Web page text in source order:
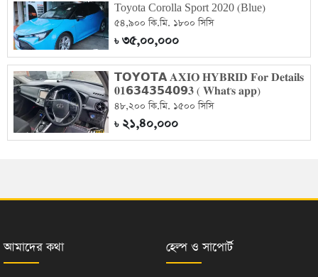
Toyota Corolla Sport 2020 (Blue)
৫৪,৯০০ কি.মি. ১৮০০ সিসি
৳৩৫,০০,০০০
𝗧𝗢𝗬𝗢𝗧𝗔 𝐀𝐗𝐈𝐎 𝐇𝐘𝐁𝐑𝐈𝐃 𝐅𝐨𝐫 𝐃𝐞𝐭𝐚𝐢𝐥𝐬
𝟎𝟏𝟲𝟯𝟰𝟯𝟱𝟰𝟬𝟵𝟑 ( 𝐖𝐡𝐚𝐭'𝐬 𝐚𝐩𝐩)
৪৮,২০০ কি.মি. ১৫০০ সিসি
৳২১,৪০,০০০
আমাদের কথা হেল্প ও সাপোর্ট